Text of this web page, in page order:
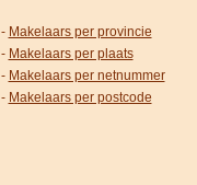
- Makelaars per provincie
- Makelaars per plaats
- Makelaars per netnummer
- Makelaars per postcode